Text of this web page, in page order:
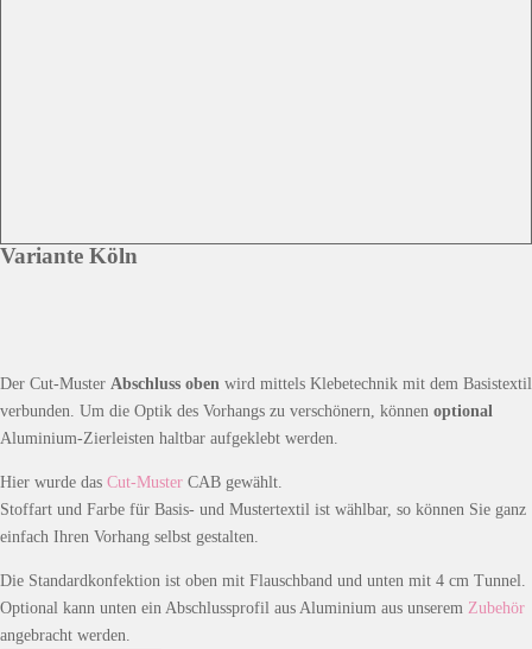
Variante Köln
Der Cut-Muster Abschluss oben wird mittels Klebetechnik mit dem Basistextil
verbunden. Um die Optik des Vorhangs zu verschönern, können optional
Aluminium-Zierleisten haltbar aufgeklebt werden.
Hier wurde das Cut-Muster CAB gewählt.
Stoffart und Farbe für Basis- und Mustertextil ist wählbar, so können Sie ganz
einfach Ihren Vorhang selbst gestalten.
Die Standardkonfektion ist oben mit Flauschband und unten mit 4 cm Tunnel.
Optional kann unten ein Abschlussprofil aus Aluminium aus unserem Zubehör
angebracht werden.